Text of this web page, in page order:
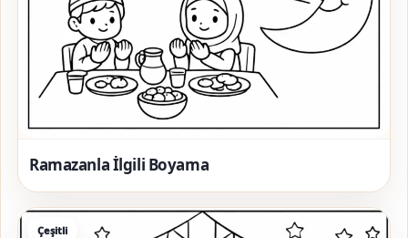
Ramazanla İlgili Boyama
Çeşitli